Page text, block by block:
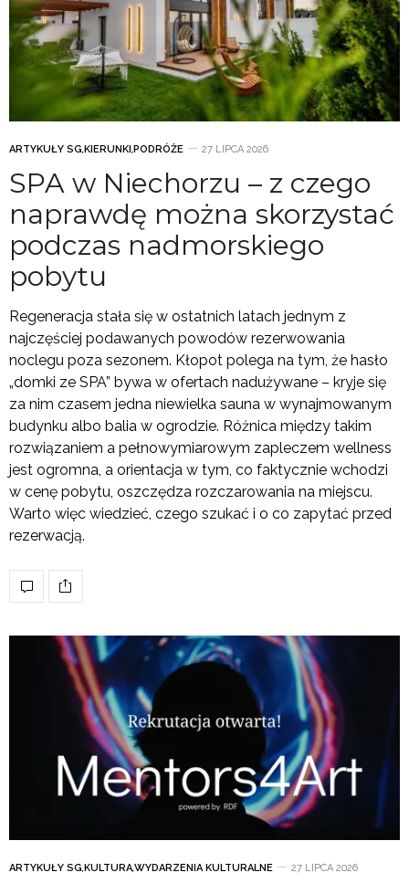
ARTYKUŁY SG KIERUNKI PODRÓŻE 27 LIPCA 2026
SPA w Niechorzu – z czego
naprawdę można skorzystać
podczas nadmorskiego
pobytu
Regeneracja stała się w ostatnich latach jednym z
najczęściej podawanych powodów rezerwowania
noclegu poza sezonem. Kłopot polega na tym, że hasło
„domki ze SPA” bywa w ofertach nadużywane – kryje się
za nim czasem jedna niewielka sauna w wynajmowanym
budynku albo balia w ogrodzie. Różnica między takim
rozwiązaniem a pełnowymiarowym zapleczem wellness
jest ogromna, a orientacja w tym, co faktycznie wchodzi
w cenę pobytu, oszczędza rozczarowania na miejscu.
Warto więc wiedzieć, czego szukać i o co zapytać przed
rezerwacją.
ARTYKUŁY SG,KULTURA,WYDARZENIA KULTURALNE 27 LIPCA 2026